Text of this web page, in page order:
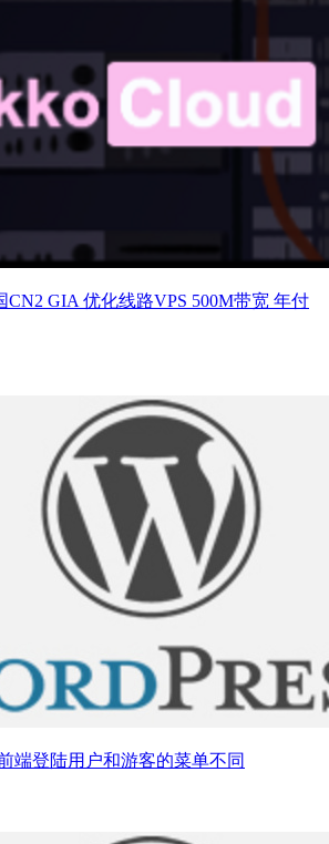
CN2 GIA 优化线路VPS 500M带宽 年付
端登陆用户和游客的菜单不同